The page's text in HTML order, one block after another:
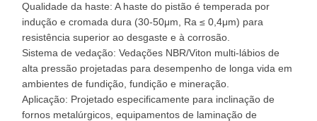
Qualidade da haste: A haste do pistão é temperada por
indução e cromada dura (30-50μm, Ra ≤ 0,4μm) para
resistência superior ao desgaste e à corrosão.
Sistema de vedação: Vedações NBR/Viton multi-lábios de
alta pressão projetadas para desempenho de longa vida em
ambientes de fundição, fundição e mineração.
Aplicação: Projetado especificamente para inclinação de
fornos metalúrgicos, equipamentos de laminação de